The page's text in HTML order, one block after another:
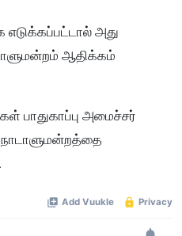
அது
ஆதிக்கம்
பாதுகாப்பு அமைச்சர்